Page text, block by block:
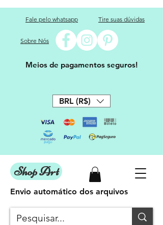
Fale pelo whatsapp Tire suas dúvidas
Sobre Nós
Meios de pagamentos seguros!
BRL (R$)
Shop Art
Envio automático dos arquivos